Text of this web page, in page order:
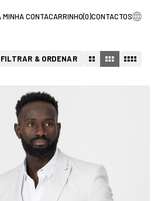
MINHA CONTACARRINHO(0)CONTACTOS
FILTRAR & ORDENAR